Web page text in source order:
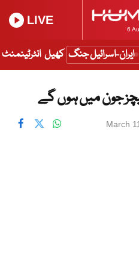
6
LIVE
ایران-اسرائیل جنگ کھیل انٹرٹینمنٹ
March